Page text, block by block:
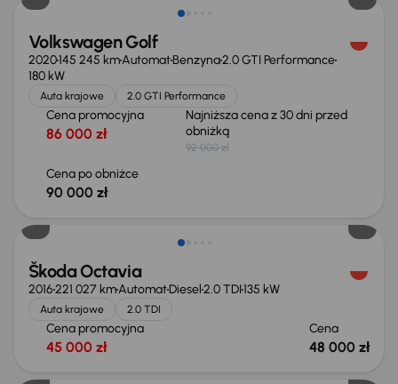
Volkswagen Golf
2020145 245 kmAutomatBenzyna2.0 GTI Performance
180 kW
Auta krajowe 2.0 GTI Performance
Cena promocyjna
86 000 zł
Najniższa cena z 30 dni przed
obniżką
92 000 zł
Cena po obniżce
90 000 zł
Škoda Octavia
2016221 027 kmAutomatDiesel2.0 TDI135 kW
Auta krajowe 2.0 TDI
Cena promocyjna
45 000 zł
Cena
48 000 zł
Od nowego taniej o 36 775 zł